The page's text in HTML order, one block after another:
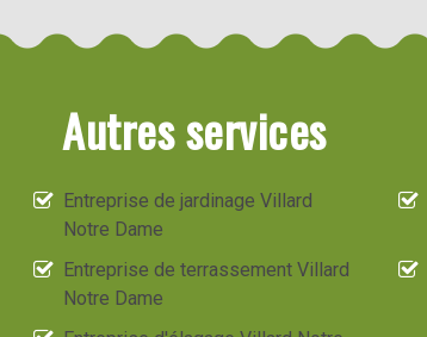
Autres services
Entreprise de jardinage Villard
Notre Dame
Entreprise de terrassement Villard
Notre Dame